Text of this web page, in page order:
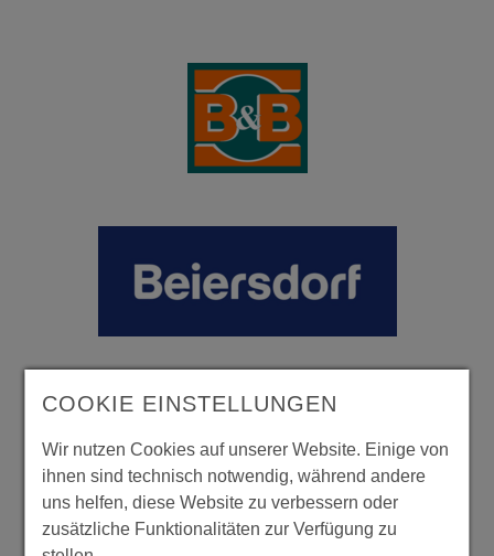
COOKIE EINSTELLUNGEN
Wir nutzen Cookies auf unserer Website. Einige von
ihnen sind technisch notwendig, während andere
uns helfen, diese Website zu verbessern oder
zusätzliche Funktionalitäten zur Verfügung zu